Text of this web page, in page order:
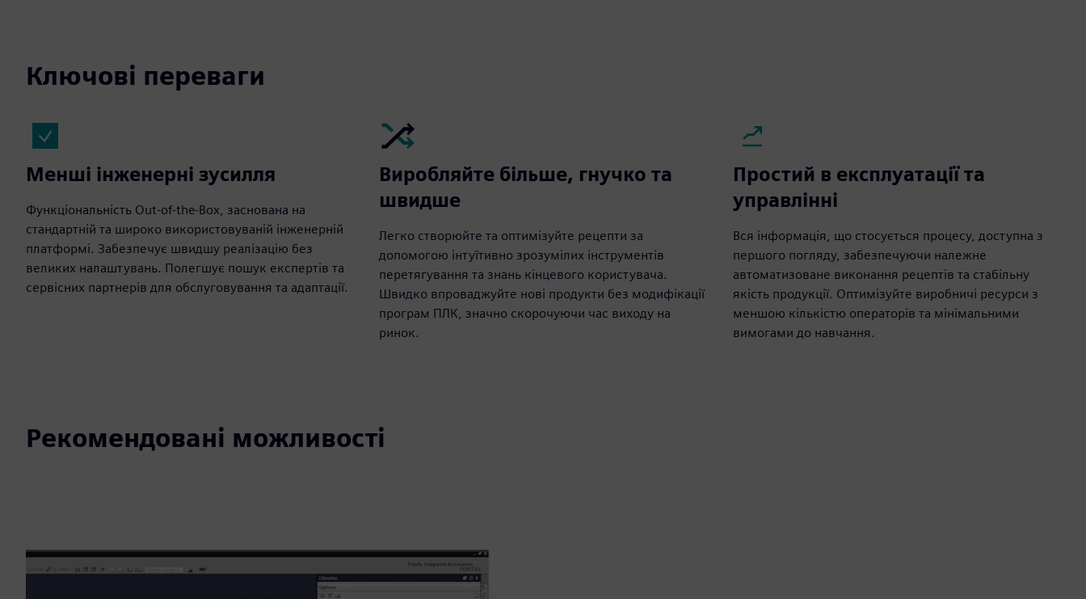
Ключові переваги
Менші інженерні зусилля
Функціональність Out-of-the-Box, заснована на
стандартній та широко використовуваній інженерній
платформі. Забезпечує швидшу реалізацію без
великих налаштувань. Полегшує пошук експертів та
сервісних партнерів для обслуговування та адаптації.
Виробляйте більше, гнучко та
швидше
Легко створюйте та оптимізуйте рецепти за
допомогою інтуїтивно зрозумілих інструментів
перетягування та знань кінцевого користувача.
Швидко впроваджуйте нові продукти без модифікації
програм ПЛК, значно скорочуючи час виходу на
ринок.
Простий в експлуатації та
управлінні
Вся інформація, що стосується процесу, доступна з
першого погляду, забезпечуючи належне
автоматизоване виконання рецептів та стабільну
якість продукції. Оптимізуйте виробничі ресурси з
меншою кількістю операторів та мінімальними
вимогами до навчання.
Рекомендовані можливості